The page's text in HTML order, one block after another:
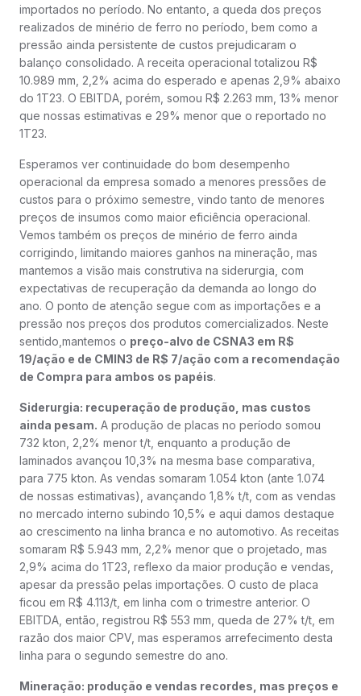
importados no período. No entanto, a queda dos preços
realizados de minério de ferro no período, bem como a
pressão ainda persistente de custos prejudicaram o
balanço consolidado. A receita operacional totalizou R$
10.989 mm, 2,2% acima do esperado e apenas 2,9% abaixo
do 1T23. O EBITDA, porém, somou R$ 2.263 mm, 13% menor
que nossas estimativas e 29% menor que o reportado no
1T23.
Esperamos ver continuidade do bom desempenho
operacional da empresa somado a menores pressões de
custos para o próximo semestre, vindo tanto de menores
preços de insumos como maior eficiência operacional.
Vemos também os preços de minério de ferro ainda
corrigindo, limitando maiores ganhos na mineração, mas
mantemos a visão mais construtiva na siderurgia, com
expectativas de recuperação da demanda ao longo do
ano. O ponto de atenção segue com as importações e a
pressão nos preços dos produtos comercializados. Neste
sentido,mantemos o preço-alvo de CSNA3 em R$
19/ação e de CMIN3 de R$ 7/ação com a recomendação
de Compra para ambos os papéis.
Siderurgia: recuperação de produção, mas custos
ainda pesam. A produção de placas no período somou
732 kton, 2,2% menor t/t, enquanto a produção de
laminados avançou 10,3% na mesma base comparativa,
para 775 kton. As vendas somaram 1.054 kton (ante 1.074
de nossas estimativas), avançando 1,8% t/t, com as vendas
no mercado interno subindo 10,5% e aqui damos destaque
ao crescimento na linha branca e no automotivo. As receitas
somaram R$ 5.943 mm, 2,2% menor que o projetado, mas
2,9% acima do 1T23, reflexo da maior produção e vendas,
apesar da pressão pelas importações. O custo de placa
ficou em R$ 4.113/t, em linha com o trimestre anterior. O
EBITDA, então, registrou R$ 553 mm, queda de 27% t/t, em
razão dos maior CPV, mas esperamos arrefecimento desta
linha para o segundo semestre do ano.
Mineração: produção e vendas recordes, mas preços e